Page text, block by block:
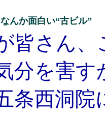
んか面白い“古ビル”
皆さん
分を害
条西洞